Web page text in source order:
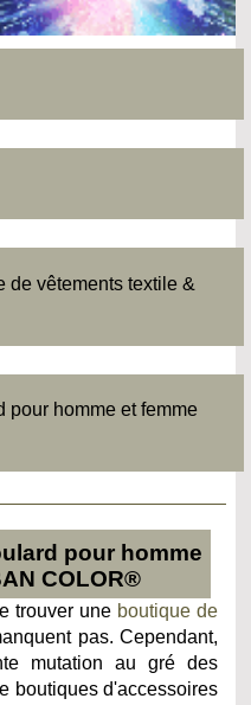
de vêtements textile &
pour homme et femme
pour homme
COLOR®
trouver une boutique de
pas. Cependant,
mutation au gré des
boutiques d'accessoires